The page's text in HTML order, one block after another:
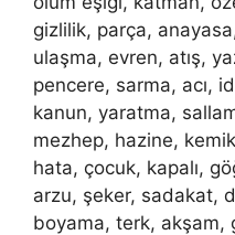
gizlilik, parça,
ulaşma, evren, atış,
pencere, sarma, acı,
kanun, yaratma,
mezhep, hazine,
hata, çocuk, kapalı,
arzu, şeker, sadakat,
boyama, terk, akşam,